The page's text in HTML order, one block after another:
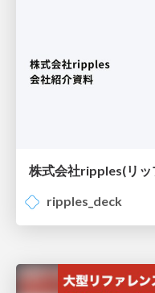
株式会社ripples(リ
ripples_deck